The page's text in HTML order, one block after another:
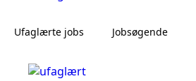
Ufaglærte jobs Jobsøgende